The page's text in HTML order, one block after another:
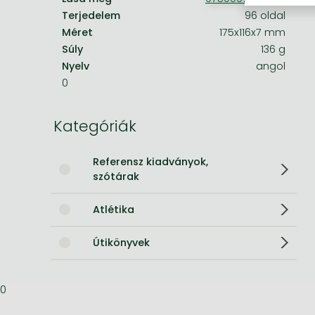
One-Punch Man manga
Terjedelem
96 oldal
Méret
175x116x7 mm
Súly
136 g
Nyelv
angol
0
Kategóriák
Referensz kiadványok,
szótárak
Atlétika
Útikönyvek
0